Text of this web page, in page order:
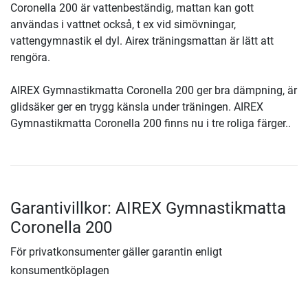
Coronella 200 är vattenbeständig, mattan kan gott
användas i vattnet också, t ex vid simövningar,
vattengymnastik el dyl. Airex träningsmattan är lätt att
rengöra.
AIREX Gymnastikmatta Coronella 200 ger bra dämpning, är
glidsäker ger en trygg känsla under träningen. AIREX
Gymnastikmatta Coronella 200 finns nu i tre roliga färger..
Garantivillkor: AIREX Gymnastikmatta
Coronella 200
För privatkonsumenter gäller garantin enligt
konsumentköplagen